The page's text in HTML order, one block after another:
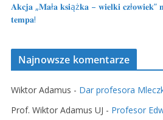
𝐀𝐤𝐜𝐣𝐚 „𝐌𝐚ł𝐚 𝐤𝐬𝐢ąż𝐤𝐚 – 𝐰𝐢𝐞𝐥𝐤𝐢 𝐜𝐳ł𝐨𝐰𝐢𝐞𝐤”
𝐭𝐞𝐦𝐩𝐚!
Najnowsze komentarze
Wiktor Adamus - Dar profesora
Prof. Wiktor Adamus UJ - Profesor